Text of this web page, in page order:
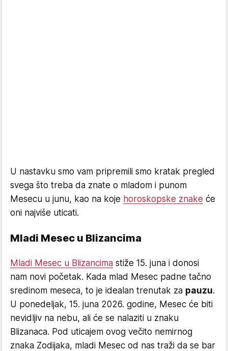
U nastavku smo vam pripremili smo kratak pregled
svega što treba da znate o mladom i punom
Mesecu u junu, kao na koje horoskopske znake će
oni najviše uticati.
Mladi Mesec u Blizancima
Mladi Mesec u Blizancima stiže 15. juna i donosi
nam novi početak. Kada mlad Mesec padne tačno
sredinom meseca, to je idealan trenutak za pauzu.
U ponedeljak, 15. juna 2026. godine, Mesec će biti
nevidljiv na nebu, ali će se nalaziti u znaku
Blizanaca. Pod uticajem ovog večito nemirnog
znaka Zodijaka, mladi Mesec od nas traži da se bar